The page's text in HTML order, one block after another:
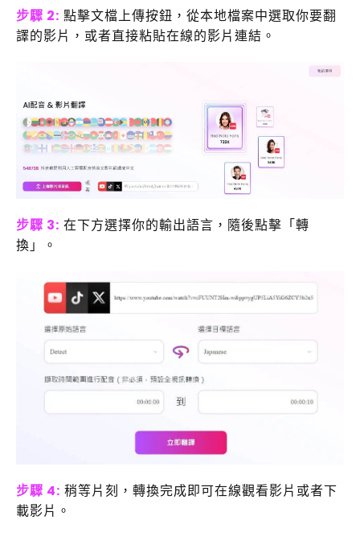
步驟 2: 點擊文檔上傳按鈕，從本地檔案中選取你要翻
譯的影片，或者直接粘貼在線的影片連結。
步驟 3: 在下方選擇你的輸出語言，隨後點擊「轉
換」。
步驟 4: 稍等片刻，轉換完成即可在線觀看影片或者下
載影片。